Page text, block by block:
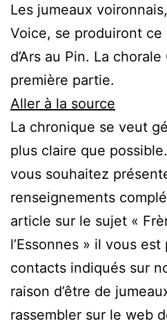
Les jumeaux
Voice, se produiront ce
d’Ars au Pin. La
première partie.
Aller à la source
La chronique se veut
plus claire que
vous souhaitez
renseignements
article sur le sujet «
l’Essonnes » il vous
contacts indiqués sur
raison d’être de
rassembler sur le web